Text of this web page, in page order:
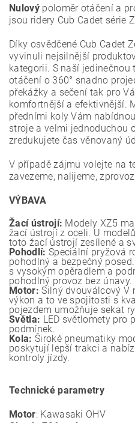
Nulovýpoloměr otáčení a
jsou ridery Cub Cadet série
Díky osvědčené Cub Cadet
vyvinuli nejsilnější
kategorii. S naší jedinečnou
otáčení o 360° snadno
překážky a sečení tak pro
komfortnější a efektivnější.
předními koly Vám
stroje a velmi jednoduchou
zredukujete čas věnovaný
V případě zájmu volejte na
zavezeme, nalijeme,
VÝBAVA
Žací ústrojí: Modely XZ5
žací ústrojí z oceli. U
toto žací ústrojí zesílené a
Pohodlí: Speciální pryžová
pohodlný a bezpečný
s vysokým opěradlem a
pohodlný provoz bez únavy.
Motor: Silný dvouválcový V
výkon a to ve spojitosti s
pojezdem umožňuje sekat
Světla: LED světlomety pro
podmínek.
Kola: Široké pneumatiky
poskytují lepší trakci a
kontroly jízdy.
Technické parametry
Motor: Kawasaki OHV